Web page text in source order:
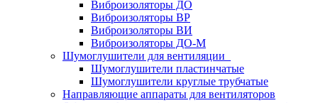
Виброизоляторы ДО
Виброизоляторы ВР
Виброизоляторы ВИ
Виброизоляторы ДО-М
Шумоглушители для вентиляции
Шумоглушители пластинчатые
Шумоглушители круглые трубчатые
Направляющие аппараты для вентиляторов